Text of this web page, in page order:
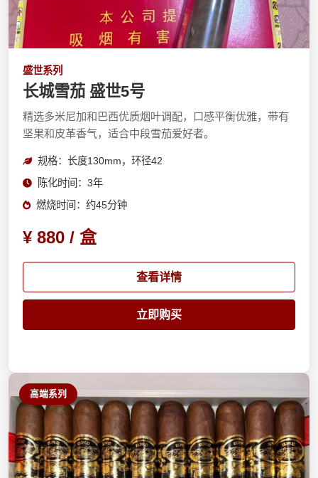
盛世系列
长城雪茄 盛世5号
精选多米尼加和巴西优质烟叶调配，口感平衡优雅，带有
坚果和皮革香气，适合中段雪茄爱好者。
规格：长度130mm，环径42
陈化时间：3年
燃烧时间：约45分钟
¥ 880 / 盒
查看详情
立即购买
高端系列